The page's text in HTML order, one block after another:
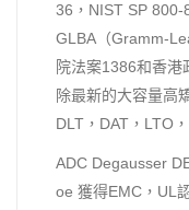
36，NIST SP 800-
GLBA（Gramm-
院法案1386和香港
除最新的大容量高
DLT，DAT，LTO
ADC Degausser
oe 獲得EMC，UL